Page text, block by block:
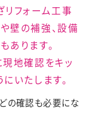
リフォーム工事
壁の補強、設備
あります。
現地確認をキッ
いたします。
の確認も必要にな